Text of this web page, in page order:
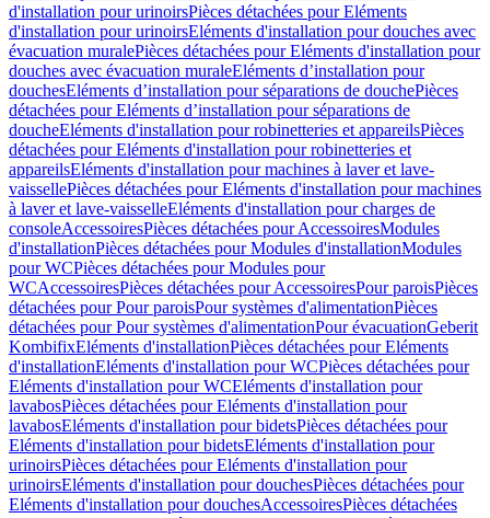
d'installation pour urinoirsPièces détachées pour Eléments
d'installation pour urinoirsEléments d'installation pour douches avec
évacuation muralePièces détachées pour Eléments d'installation pour
douches avec évacuation muraleEléments d’installation pour
douchesEléments d’installation pour séparations de douchePièces
détachées pour Eléments d’installation pour séparations de
doucheEléments d'installation pour robinetteries et appareilsPièces
détachées pour Eléments d'installation pour robinetteries et
appareilsEléments d'installation pour machines à laver et lave-
vaissellePièces détachées pour Eléments d'installation pour machines
à laver et lave-vaisselleEléments d'installation pour charges de
consoleAccessoiresPièces détachées pour AccessoiresModules
d'installationPièces détachées pour Modules d'installationModules
pour WCPièces détachées pour Modules pour
WCAccessoiresPièces détachées pour AccessoiresPour paroisPièces
détachées pour Pour paroisPour systèmes d'alimentationPièces
détachées pour Pour systèmes d'alimentationPour évacuationGeberit
KombifixEléments d'installationPièces détachées pour Eléments
d'installationEléments d'installation pour WCPièces détachées pour
Eléments d'installation pour WCEléments d'installation pour
lavabosPièces détachées pour Eléments d'installation pour
lavabosEléments d'installation pour bidetsPièces détachées pour
Eléments d'installation pour bidetsEléments d'installation pour
urinoirsPièces détachées pour Eléments d'installation pour
urinoirsEléments d'installation pour douchesPièces détachées pour
Eléments d'installation pour douchesAccessoiresPièces détachées